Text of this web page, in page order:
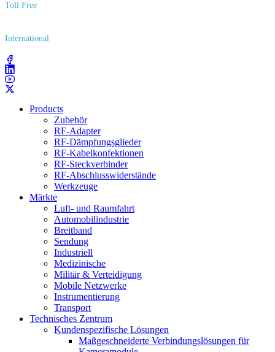
Toll Free
International
Products
Zubehör
RF-Adapter
RF-Dämpfungsglieder
RF-Kabelkonfektionen
RF-Steckverbinder
RF-Abschlusswiderstände
Werkzeuge
Märkte
Luft- und Raumfahrt
Automobilindustrie
Breitband
Sendung
Industriell
Medizinische
Militär & Verteidigung
Mobile Netzwerke
Instrumentierung
Transport
Technisches Zentrum
Kundenspezifische Lösungen
Maßgeschneiderte Verbindungslösungen für